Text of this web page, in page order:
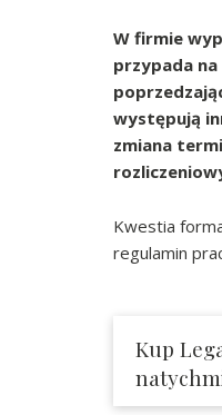
W firmie
przypada
występują
zmiana
Kwestia
regulamin
Kup